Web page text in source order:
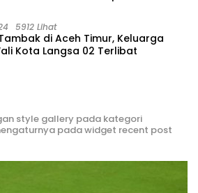
5912 Lihat
di Aceh Timur, Keluarga
Kota Langsa 02 Terlibat
style gallery pada kategori
pada widget recent post